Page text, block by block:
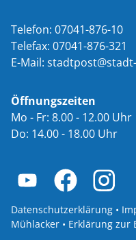
Telefon: 07041-876-10
Telefax: 07041-876-321
E-Mail: st dtp st st
Öffnungszeiten
Mo - Fr: 8.00 - 12.00 Uhr
Do: 14.00 - 18.00 Uhr
Datenschutzerklärung •
Mühlacker • Erklärung zur